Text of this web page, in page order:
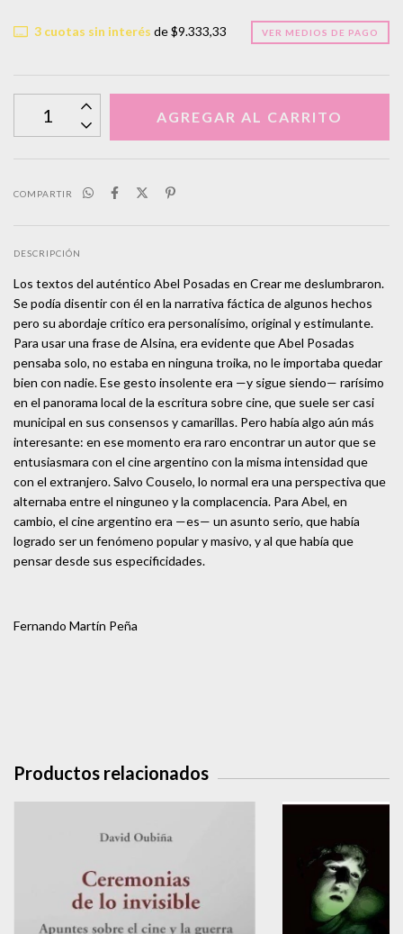
3cuotas sin interés de$9.333,33 VER MEDIOS DE PAGO
COMPARTIR
DESCRIPCIÓN
Los textos del auténtico Abel Posadas en Crear me deslumbraron.
Se podía disentir con él en la narrativa fáctica de algunos hechos
pero su abordaje crítico era personalísimo, original y estimulante.
Para usar una frase de Alsina, era evidente que Abel Posadas
pensaba solo, no estaba en ninguna troika, no le importaba quedar
bien con nadie. Ese gesto insolente era —y sigue siendo— rarísimo
en el panorama local de la escritura sobre cine, que suele ser casi
municipal en sus consensos y camarillas. Pero había algo aún más
interesante: en ese momento era raro encontrar un autor que se
entusiasmara con el cine argentino con la misma intensidad que
con el extranjero. Salvo Couselo, lo normal era una perspectiva que
alternaba entre el ninguneo y la complacencia. Para Abel, en
cambio, el cine argentino era —es— un asunto serio, que había
logrado ser un fenómeno popular y masivo, y al que había que
pensar desde sus especificidades.
Fernando Martín Peña
Productos relacionados